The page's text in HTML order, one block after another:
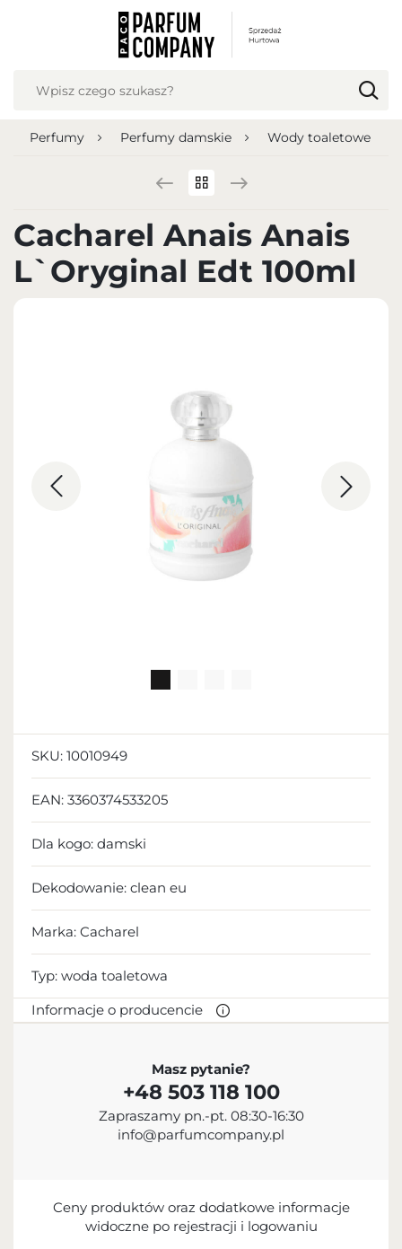
Perfumy Perfumy damskie Wody toaletowe
Cacharel Anais Anais
L`Oryginal Edt 100ml
SKU: 10010949
EAN: 3360374533205
Dla kogo: damski
Dekodowanie: clean eu
Marka: Cacharel
Typ: woda toaletowa
Informacje o producencie
+33 1 47 48 68 00
contact@loreal.com
Masz pytanie?
+48 503 118 100
Zapraszamy pn.-pt. 08:30-16:30
info@parfumcompany.pl
Ceny produktów oraz dodatkowe informacje
widoczne po rejestracji i logowaniu
USTAWIENIA REGIONALNE
Język
Polish zloty (PLN)
ZAPISZ